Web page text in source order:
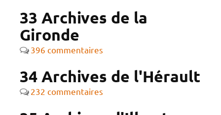
33 Archives de la
Gironde
396 commentaires
34 Archives de l'Hérault
232 commentaires